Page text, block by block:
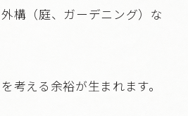
構（庭、ガーデニング）な
考える余裕が生まれます。